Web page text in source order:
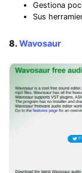
Gestiona
Sus
8.Wavosaur